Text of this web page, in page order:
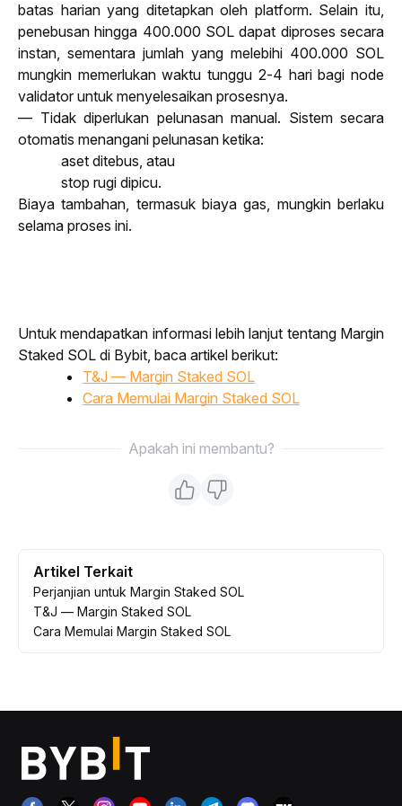
batas harian yang ditetapkan oleh platform. Selain itu,
penebusan hingga 400.000 SOL dapat diproses secara
instan, sementara jumlah yang melebihi 400.000 SOL
mungkin memerlukan waktu tunggu 2-4 hari bagi node
validator untuk menyelesaikan prosesnya.
— Tidak diperlukan pelunasan manual. Sistem secara
otomatis menangani pelunasan ketika:
aset ditebus, atau
stop rugi dipicu.
Biaya tambahan, termasuk biaya gas, mungkin berlaku
selama proses ini.
Untuk mendapatkan informasi lebih lanjut tentang Margin
Staked SOL di Bybit, baca artikel berikut:
T&J — Margin Staked SOL
Cara Memulai Margin Staked SOL
Apakah ini membantu?
Artikel Terkait
Perjanjian untuk Margin Staked SOL
T&J — Margin Staked SOL
Cara Memulai Margin Staked SOL